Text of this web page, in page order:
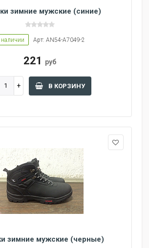
зимние мужские (синие)
наличии Арт: AN54-A7049-2
221 руб
В КОРЗИНУ
зимние мужские (черные)